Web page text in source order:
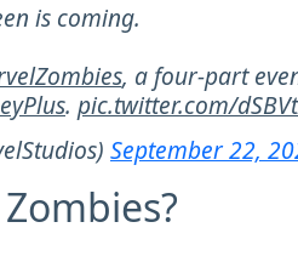
is coming.
, a four-part
. pic.twitter.com/
September 22,